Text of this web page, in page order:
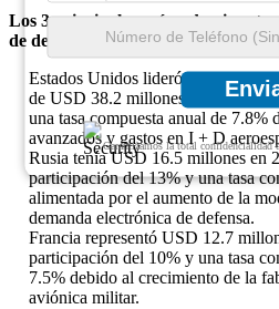
Garantizamos la total confidencialidad
Los 3 principales países
de defensa y electrónica aeroespacial
Estados Unidos lideró este
de USD 38.2 millones en 2025,
una tasa compuesta anual de 7.8%
avanzados y gastos en I + D
Rusia tenía USD 16.5 millones en
participación del 13% y una tasa
alimentada por el aumento de la
demanda electrónica de defensa.
Francia representó USD 12.7
participación del 10% y una tasa
7.5% debido al crecimiento de la
aviónica militar.